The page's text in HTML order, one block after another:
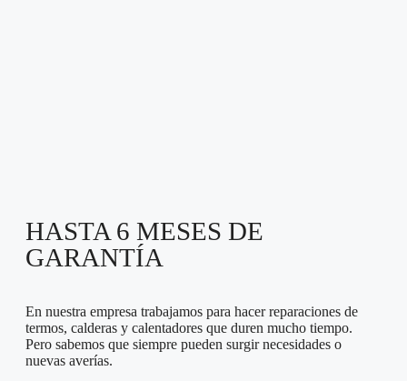
HASTA 6 MESES DE
GARANTÍA
En nuestra empresa trabajamos para hacer reparaciones de
termos, calderas y calentadores que duren mucho tiempo.
Pero sabemos que siempre pueden surgir necesidades o
nuevas averías.